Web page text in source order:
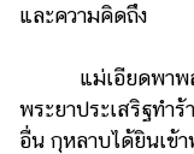
และความคิดถึง
แม่เอียดพาพลอ
พระยาประเสริฐทำ
อื่น กุหลาบได้ยินเข้